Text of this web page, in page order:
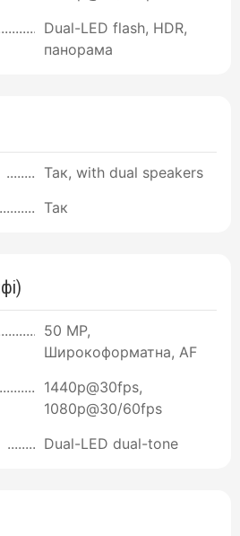
Dual-LED flash, HDR,
панорама
Так, with dual speakers
Так
50 MP,
Широкоформатна, AF
1440p@30fps,
1080p@30/60fps
Dual-LED dual-tone